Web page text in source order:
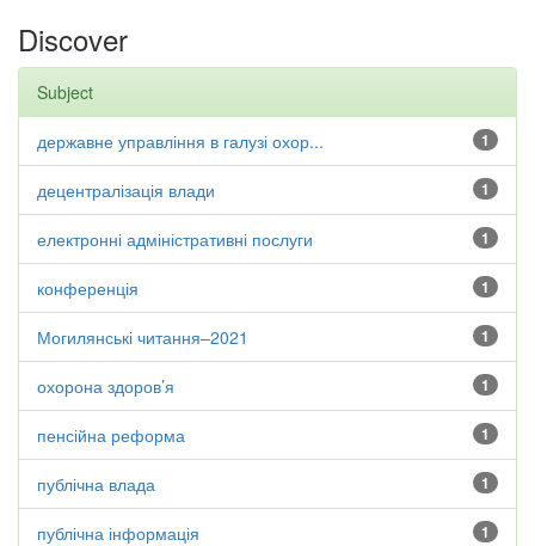
Discover
Subject
1
державне управління в галузі охор...
1
децентралізація влади
1
електронні адміністративні послуги
1
конференція
1
Могилянські читання–2021
1
охорона здоров’я
1
пенсійна реформа
1
публічна влада
1
публічна інформація